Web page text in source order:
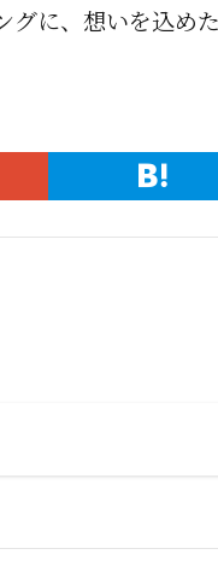
グに、想いを込め